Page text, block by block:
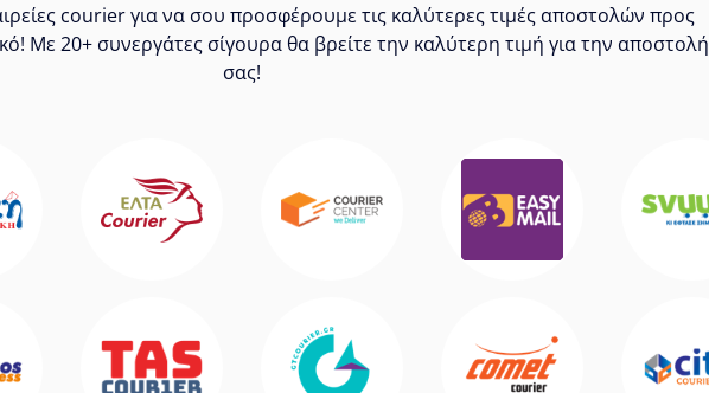
courier για να σου προσφέρουμε τις καλύτερες τιμές αποστολών προς
Με 20+ συνεργάτες σίγουρα θα βρείτε την καλύτερη τιμή για την αποστολή
σας!